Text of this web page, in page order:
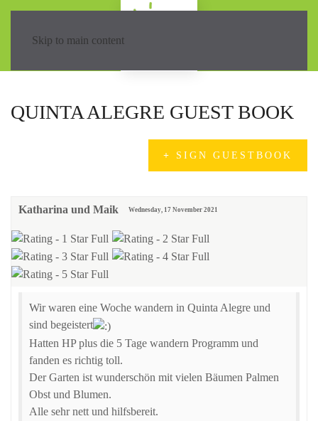
Skip to main content
QUINTA ALEGRE GUEST BOOK
SIGN GUESTBOOK
Katharina und Maik Wednesday, 17 November 2021
Wir waren eine Woche wandern in Quinta Alegre und
sind begeistert
Hatten HP plus die 5 Tage wandern Programm und
fanden es richtig toll.
Der Garten ist wunderschön mit vielen Bäumen Palmen
Obst und Blumen.
Alle sehr nett und hilfsbereit.